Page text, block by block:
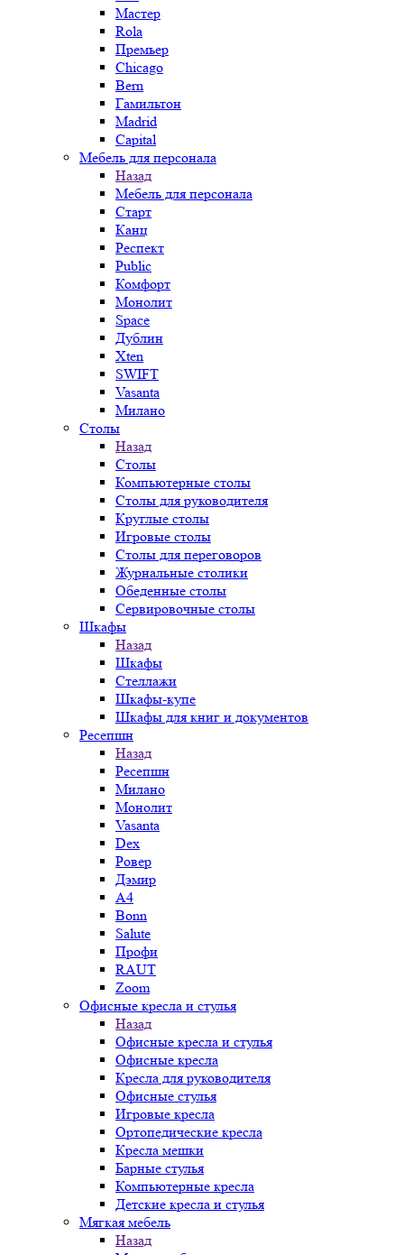
Мастер
Rola
Премьер
Chicago
Bern
Гамильтон
Madrid
Capital
Мебель для персонала
Назад
Мебель для персонала
Старт
Канц
Респект
Public
Комфорт
Монолит
Space
Дублин
Xten
SWIFT
Vasanta
Милано
Столы
Назад
Столы
Компьютерные столы
Столы для руководителя
Круглые столы
Игровые столы
Столы для переговоров
Журнальные столики
Обеденные столы
Сервировочные столы
Шкафы
Назад
Шкафы
Стеллажи
Шкафы-купе
Шкафы для книг и документов
Ресепшн
Назад
Ресепшн
Милано
Монолит
Vasanta
Dex
Ровер
Дэмир
A4
Bonn
Salute
Профи
RAUT
Zoom
Офисные кресла и стулья
Назад
Офисные кресла и стулья
Офисные кресла
Кресла для руководителя
Офисные стулья
Игровые кресла
Ортопедические кресла
Кресла мешки
Барные стулья
Компьютерные кресла
Детские кресла и стулья
Мягкая мебель
Назад